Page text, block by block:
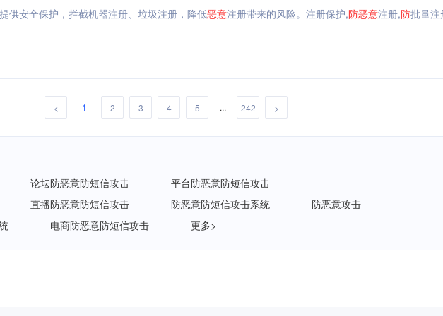
供安全保护，拦截机器注册、垃圾注册，降低恶意注册带来的风险。注册保护,防恶意注册,防批量注
< 1 2 3 4 5 ... 242 >
论坛防恶意防短信攻击
平台防恶意防短信攻击
直播防恶意防短信攻击 防恶意防短信攻击系统
防恶意攻击
电商防恶意防短信攻击 更多>